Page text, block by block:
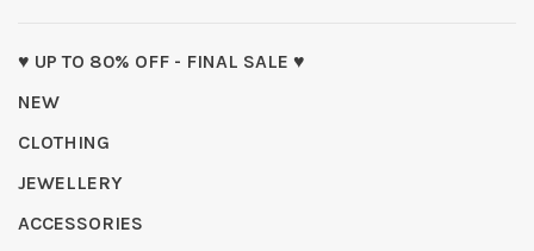
♥ UP TO 80% OFF - FINAL SALE ♥
NEW
CLOTHING
JEWELLERY
ACCESSORIES